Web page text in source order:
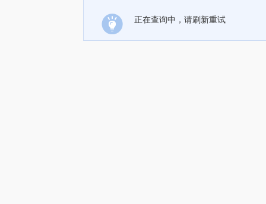
正在查询中，请刷新重试